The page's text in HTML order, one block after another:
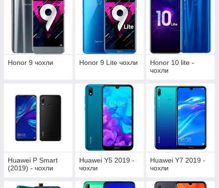
Honor 9 чохли Honor 9 Lite чохли
Honor 10 lite -
чохли
Huawei P Smart
(2019) - чохли
Huawei Y5 2019 -
чохли
Huawei Y7 2019 -
чохли